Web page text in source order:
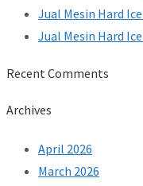
Jual Mesin Hard
Jual Mesin Hard
Recent Comments
Archives
April 2026
March 2026